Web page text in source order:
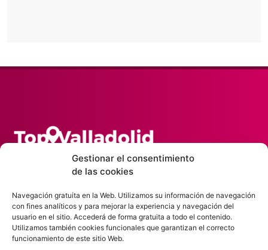
Gestionar el consentimiento
de las cookies
Navegación gratuita en la Web. Utilizamos su información de navegación
con fines analíticos y para mejorar la experiencia y navegación del
usuario en el sitio. Accederá de forma gratuita a todo el contenido.
Utilizamos también cookies funcionales que garantizan el correcto
funcionamiento de este sitio Web.
En Top Valladolid reunimos lo mejor y a los mejores
de Valladolid.
En una misma web reunimos lo mejor de nuestra
ciudad y a los mejores profesionales, negocios y